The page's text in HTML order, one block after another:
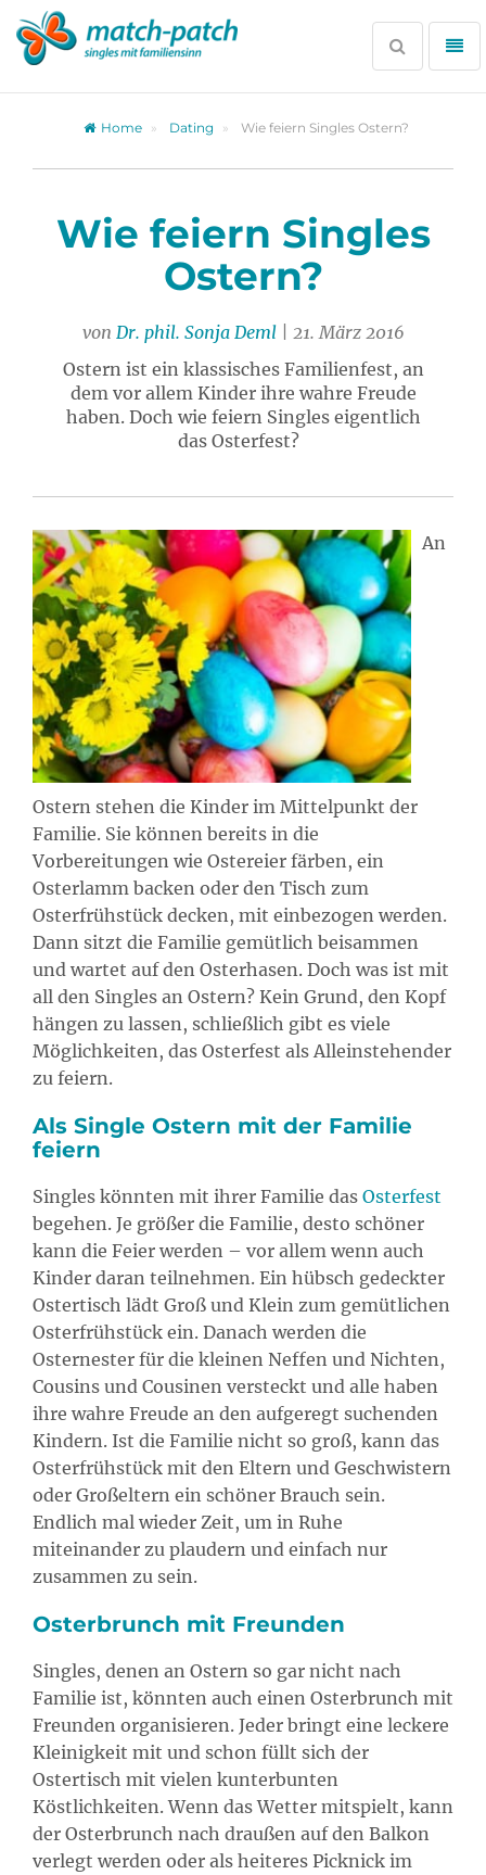
Zur
Partnersuche
Suche
öffnen
Home Dating Wie feiern Singles Ostern?
Wie feiern Singles
Ostern?
von Dr. phil. Sonja Deml| 21. März 2016
Ostern ist ein klassisches Familienfest, an
dem vor allem Kinder ihre wahre Freude
haben. Doch wie feiern Singles eigentlich
das Osterfest?
An
Ostern stehen die Kinder im Mittelpunkt der
Familie. Sie können bereits in die
Vorbereitungen wie Ostereier färben, ein
Osterlamm backen oder den Tisch zum
Osterfrühstück decken, mit einbezogen werden.
Dann sitzt die Familie gemütlich beisammen
und wartet auf den Osterhasen. Doch was ist mit
all den Singles an Ostern? Kein Grund, den Kopf
hängen zu lassen, schließlich gibt es viele
Möglichkeiten, das Osterfest als Alleinstehender
zu feiern.
Als Single Ostern mit der Familie
feiern
Singles könnten mit ihrer Familie das Osterfest
begehen. Je größer die Familie, desto schöner
kann die Feier werden – vor allem wenn auch
Kinder daran teilnehmen. Ein hübsch gedeckter
Ostertisch lädt Groß und Klein zum gemütlichen
Osterfrühstück ein. Danach werden die
Osternester für die kleinen Neffen und Nichten,
Cousins und Cousinen versteckt und alle haben
ihre wahre Freude an den aufgeregt suchenden
Kindern. Ist die Familie nicht so groß, kann das
Osterfrühstück mit den Eltern und Geschwistern
oder Großeltern ein schöner Brauch sein.
Endlich mal wieder Zeit, um in Ruhe
miteinander zu plaudern und einfach nur
zusammen zu sein.
Osterbrunch mit Freunden
Singles, denen an Ostern so gar nicht nach
Familie ist, könnten auch einen Osterbrunch mit
Freunden organisieren. Jeder bringt eine leckere
Kleinigkeit mit und schon füllt sich der
Ostertisch mit vielen kunterbunten
Köstlichkeiten. Wenn das Wetter mitspielt, kann
der Osterbrunch nach draußen auf den Balkon
verlegt werden oder als heiteres Picknick im